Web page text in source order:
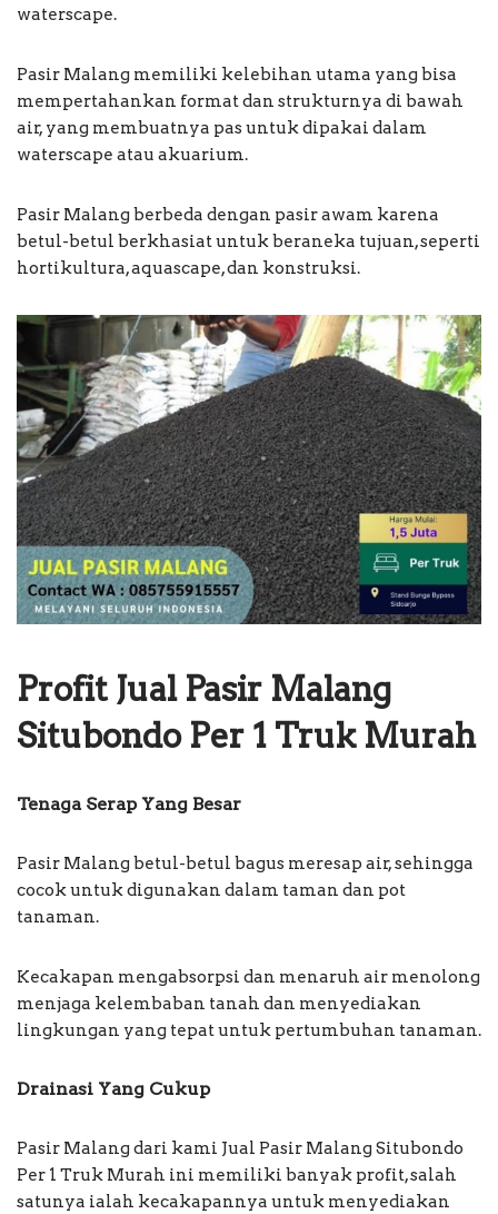
waterscape.
Pasir Malang memiliki kelebihan utama yang bisa
mempertahankan format dan strukturnya di bawah
air, yang membuatnya pas untuk dipakai dalam
waterscape atau akuarium.
Pasir Malang berbeda dengan pasir awam karena
betul-betul berkhasiat untuk beraneka tujuan, seperti
hortikultura, aquascape, dan konstruksi.
Profit Jual Pasir Malang
Situbondo Per 1 Truk Murah
Tenaga Serap Yang Besar
Pasir Malang betul-betul bagus meresap air, sehingga
cocok untuk digunakan dalam taman dan pot
tanaman.
Kecakapan mengabsorpsi dan menaruh air menolong
menjaga kelembaban tanah dan menyediakan
lingkungan yang tepat untuk pertumbuhan tanaman.
Drainasi Yang Cukup
Pasir Malang dari kami Jual Pasir Malang Situbondo
Per 1 Truk Murah ini memiliki banyak profit, salah
satunya ialah kecakapannya untuk menyediakan